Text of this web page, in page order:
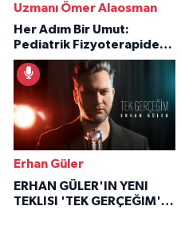
Uzmanı Ömer Alaosman
Her Adım Bir Umut:
Pediatrik Fizyoterapiden
İlham Veren Hikâyeler
Erhan Güler
ERHAN GÜLER'IN YENI
TEKLISI 'TEK GERÇEĞIM'LE